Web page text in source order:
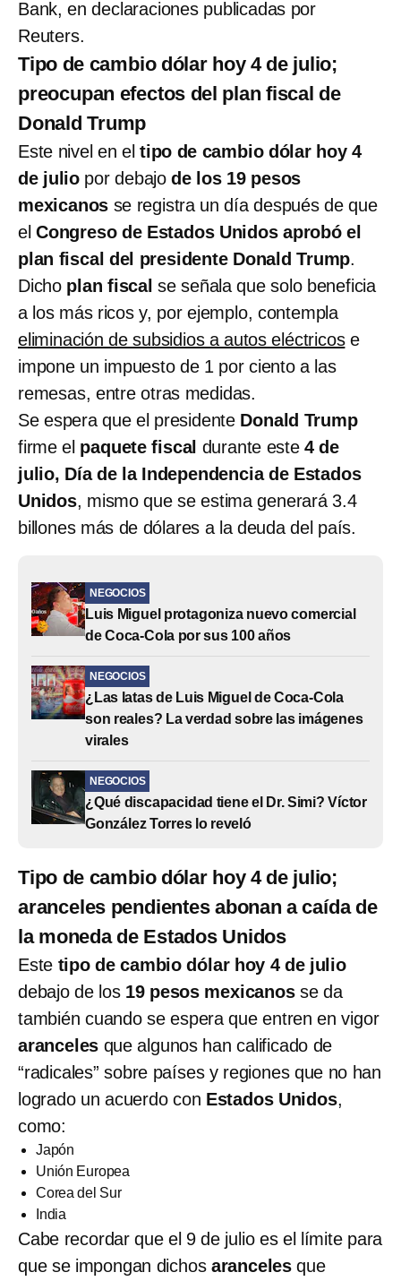
Bank, en declaraciones publicadas por
Reuters.
Tipo de cambio dólar hoy 4 de julio;
preocupan efectos del plan fiscal de
Donald Trump
Este nivel en el tipo de cambio dólar hoy 4
de julio por debajode los 19 pesos
mexicanos se registra un día después de que
el Congreso de Estados Unidos aprobó el
plan fiscal del presidente Donald Trump.
Dicho plan fiscal se señala que solo beneficia
a los más ricos y, por ejemplo, contempla
eliminación de subsidios a autos eléctricose
impone un impuesto de 1 por ciento a las
remesas, entre otras medidas.
Se espera que el presidente Donald Trump
firme el paquete fiscal durante este4 de
julio, Día de la Independencia de Estados
Unidos, mismo que se estima generará 3.4
billones más de dólares a la deuda del país.
NEGOCIOS
Luis Miguel protagoniza nuevo comercial
de Coca-Cola por sus 100 años
NEGOCIOS
¿Las latas de Luis Miguel de Coca-Cola
son reales? La verdad sobre las imágenes
virales
NEGOCIOS
¿Qué discapacidad tiene el Dr. Simi? Víctor
González Torres lo reveló
Tipo de cambio dólar hoy 4 de julio;
aranceles pendientes abonan a caída de
la moneda de Estados Unidos
Este tipo de cambio dólar hoy 4 de julio
debajo de los 19 pesos mexicanosse da
también cuando se espera que entren en vigor
aranceles que algunos han calificado de
“radicales” sobre países y regiones que no han
logrado un acuerdo con Estados Unidos,
como:
Japón
Unión Europea
Corea del Sur
India
Cabe recordar que el 9 de julio es el límite para
que se impongan dichos aranceles que